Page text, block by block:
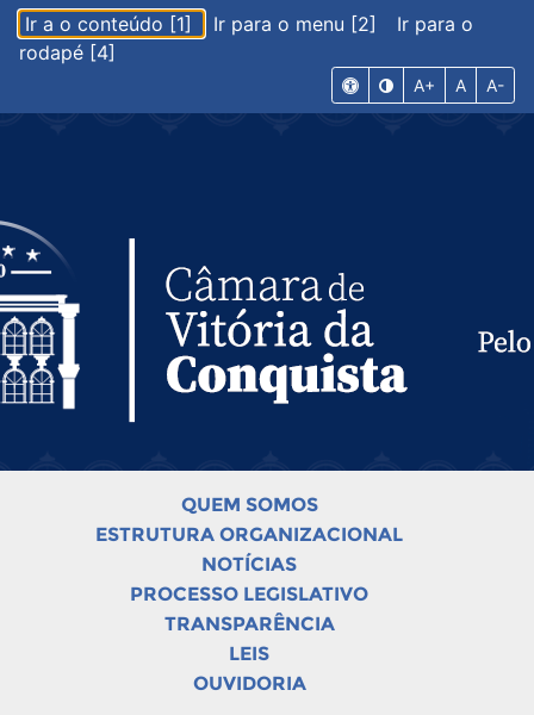
Ir a o conteúdo [1] Ir para o menu [2]
Ir para o
rodapé [4]
A+ A A-
QUEM SOMOS
ESTRUTURA ORGANIZACIONAL
NOTÍCIAS
PROCESSO LEGISLATIVO
TRANSPARÊNCIA
LEIS
OUVIDORIA